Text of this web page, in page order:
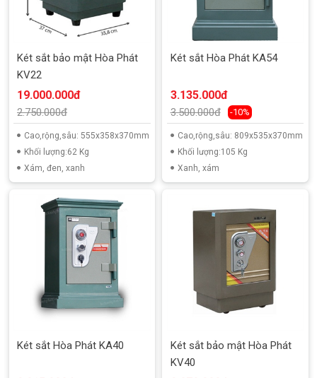
Két sắt bảo mật Hòa Phát
KV22
19.000.000đ
2.750.000đ
Cao,rộng,sâu: 555x358x370mm
Khối lượng:62 Kg
Xám, đen, xanh
Két sắt Hòa Phát KA54
3.135.000đ
3.500.000đ -10%
Cao,rộng,sâu: 809x535x370mm
Khối lượng:105 Kg
Xanh, xám
Két sắt Hòa Phát KA40
Két sắt bảo mật Hòa Phát
KV40